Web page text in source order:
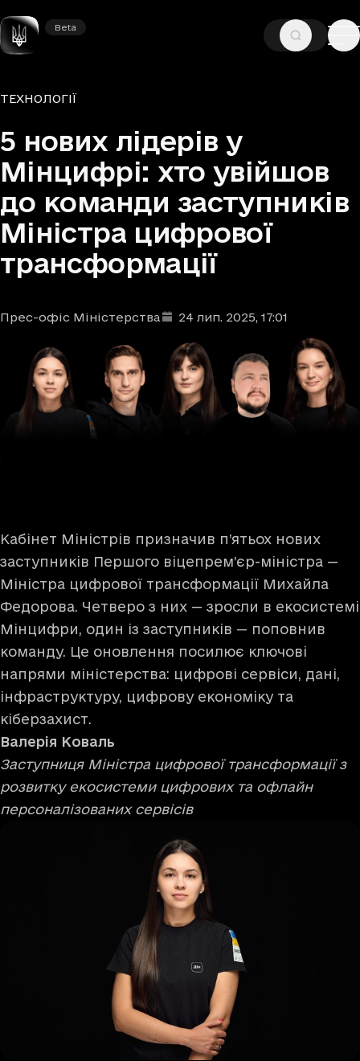
Beta
Beta
ГОЛОВНА —НОВИНИ
Рубрики
ТЕХНОЛОГІЇ
5 нових лідерів у
Мінцифрі: хто увійшов
до команди заступників
Міністра цифрової
трансформації
Автори
Прес-офіс Міністерства
Дата та час публікації : 24 лип. 2025, 17:01
Кабінет Міністрів призначив п’ятьох нових
заступників Першого віцепрем’єр-міністра —
Міністра цифрової трансформації Михайла
Федорова. Четверо з них — зросли в екосистемі
Мінцифри, один із заступників — поповнив
команду. Це оновлення посилює ключові
напрями міністерства: цифрові сервіси, дані,
інфраструктуру, цифрову економіку та
кіберзахист.
Валерія Коваль
Заступниця Міністра цифрової трансформації з
розвитку екосистеми цифрових та офлайн
персоналізованих сервісів